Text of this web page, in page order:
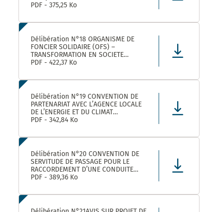
FEDERATION REGIONALE DES
CULTURE OCCITANIE POUR L’ANNEE
CONVENTION DE PARTENARIAT SIGNEE
POUR LA
PDF - 375,25 Ko
Délibération N°18 ORGANISME DE
FONCIER SOLIDAIRE (OFS) –
TRANSFORMATION EN SOCIETE
COOPERATIVE D’INTERET COLLECTIF
CAPITAL – APPROBATION –
PDF - 422,37 Ko
Délibération N°19 CONVENTION DE
PARTENARIAT AVEC L’AGENCE LOCALE
DE L’ENERGIE ET DU CLIMAT
MONTPELLIER METROPOLE :
PDF - 342,84 Ko
Délibération N°20 CONVENTION DE
SERVITUDE DE PASSAGE POUR LE
RACCORDEMENT D’UNE CONDUITE
EAUX PLUVIALES DANS LE CADRE DE
AVENUE DE L’EUROPE SUR LA
PDF - 389,36 Ko